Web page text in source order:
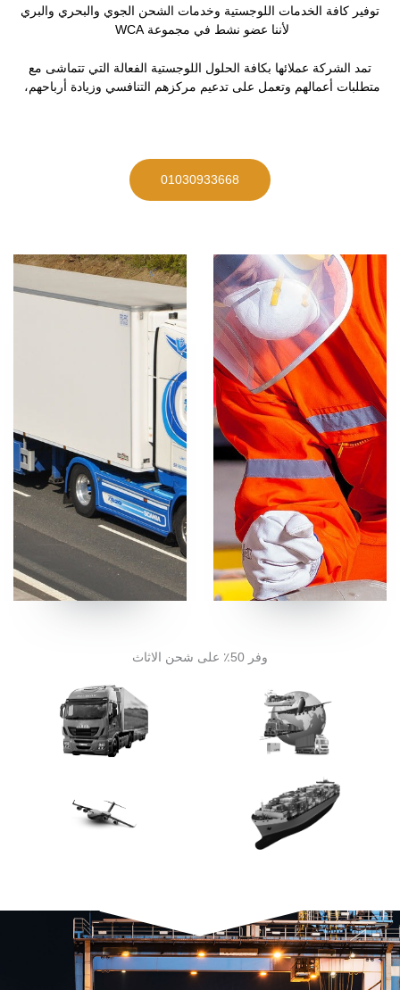
توفير كافة الخدمات اللوجستية وخدمات الشحن الجوي والبحري والبري
لأننا عضو نشط في مجموعة WCA
تمد الشركة عملائها بكافة الحلول اللوجستية الفعالة التي تتماشى مع
متطلبات أعمالهم وتعمل على تدعيم مركزهم التنافسي وزيادة أرباحهم،
01030933668
وفر 50٪ على شحن الاثاث